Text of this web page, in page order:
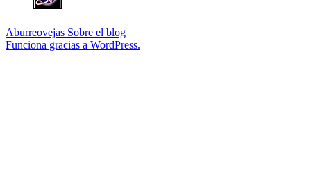
Aburreovejas Sobre el blog
Funciona gracias a WordPress.